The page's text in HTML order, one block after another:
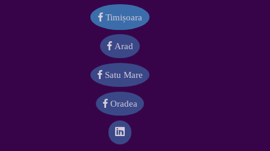
Timișoara
Arad
Satu Mare
Oradea